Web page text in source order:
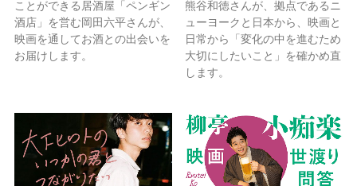
ことができる居酒屋「ペンギン
酒店」を営む岡田六平さんが、
映画を通してお酒との出会いを
お届けします。
熊谷和徳さんが、拠点であるニ
ューヨークと日本から、映画と
日常から「変化の中を進むため
大切にしたいこと」を確かめ直
します。